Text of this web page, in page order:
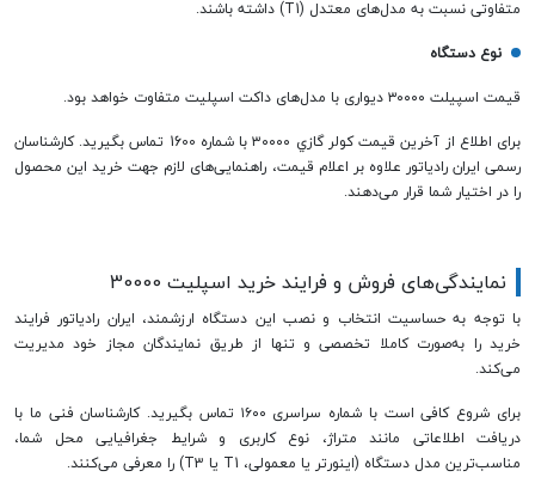
متفاوتی نسبت به مدل‌های معتدل (T1) داشته باشند.
نوع دستگاه
قیمت اسپیلت ۳۰۰۰۰ دیواری با مدل‌های داکت اسپلیت متفاوت خواهد بود.
برای اطلاع از آخرین قيمت كولر گازي ٣٠٠٠٠ با شماره 1600 تماس بگیرید. کارشناسان
رسمی ایران رادیاتور علاوه بر اعلام قیمت، راهنمایی‌های لازم جهت خرید این محصول
را در اختیار شما قرار می‌دهند.
نمایندگی‌های فروش و فرایند خرید اسپلیت 30000
با توجه به حساسیت انتخاب و نصب این دستگاه ارزشمند، ایران رادیاتور فرایند
خرید را به‌صورت کاملا تخصصی و تنها از طریق نمایندگان مجاز خود مدیریت
می‌کند.
برای شروع کافی است با شماره سراسری ۱۶۰۰ تماس بگیرید. کارشناسان فنی ما با
دریافت اطلاعاتی مانند متراژ، نوع کاربری و شرایط جغرافیایی محل شما،
مناسب‌ترین مدل دستگاه (اینورتر یا معمولی، T1 یا T3) را معرفی می‌کنند.